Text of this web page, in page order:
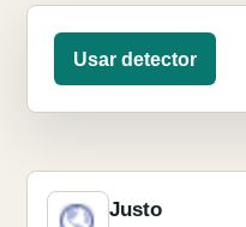
Usar detector
Justo